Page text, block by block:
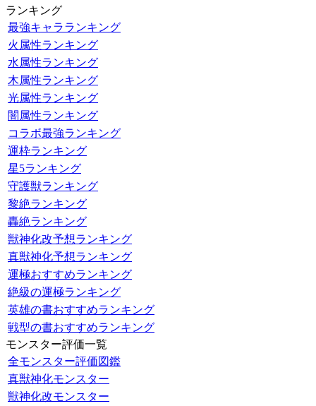
ランキング
最強キャラランキング
火属性ランキング
水属性ランキング
木属性ランキング
光属性ランキング
闇属性ランキング
コラボ最強ランキング
運枠ランキング
星5ランキング
守護獣ランキング
黎絶ランキング
轟絶ランキング
獣神化改予想ランキング
真獣神化予想ランキング
運極おすすめランキング
絶級の運極ランキング
英雄の書おすすめランキング
戦型の書おすすめランキング
モンスター評価一覧
全モンスター評価図鑑
真獣神化モンスター
獣神化改モンスター